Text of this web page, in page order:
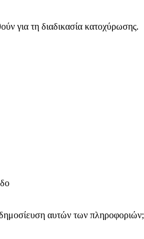
για τη διαδικασία κατοχύρωσης.
αυτών των πληροφοριών;